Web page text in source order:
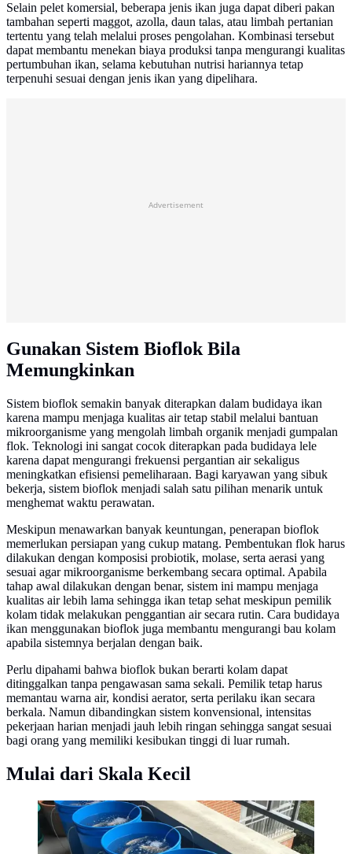
Selain pelet komersial, beberapa jenis ikan juga dapat diberi pakan
tambahan seperti maggot, azolla, daun talas, atau limbah pertanian
tertentu yang telah melalui proses pengolahan. Kombinasi tersebut
dapat membantu menekan biaya produksi tanpa mengurangi kualitas
pertumbuhan ikan, selama kebutuhan nutrisi hariannya tetap
terpenuhi sesuai dengan jenis ikan yang dipelihara.
Advertisement
Gunakan Sistem Bioflok Bila
Memungkinkan
Sistem bioflok semakin banyak diterapkan dalam budidaya ikan
karena mampu menjaga kualitas air tetap stabil melalui bantuan
mikroorganisme yang mengolah limbah organik menjadi gumpalan
flok. Teknologi ini sangat cocok diterapkan pada budidaya lele
karena dapat mengurangi frekuensi pergantian air sekaligus
meningkatkan efisiensi pemeliharaan. Bagi karyawan yang sibuk
bekerja, sistem bioflok menjadi salah satu pilihan menarik untuk
menghemat waktu perawatan.
Meskipun menawarkan banyak keuntungan, penerapan bioflok
memerlukan persiapan yang cukup matang. Pembentukan flok harus
dilakukan dengan komposisi probiotik, molase, serta aerasi yang
sesuai agar mikroorganisme berkembang secara optimal. Apabila
tahap awal dilakukan dengan benar, sistem ini mampu menjaga
kualitas air lebih lama sehingga ikan tetap sehat meskipun pemilik
kolam tidak melakukan penggantian air secara rutin. Cara budidaya
ikan menggunakan bioflok juga membantu mengurangi bau kolam
apabila sistemnya berjalan dengan baik.
Perlu dipahami bahwa bioflok bukan berarti kolam dapat
ditinggalkan tanpa pengawasan sama sekali. Pemilik tetap harus
memantau warna air, kondisi aerator, serta perilaku ikan secara
berkala. Namun dibandingkan sistem konvensional, intensitas
pekerjaan harian menjadi jauh lebih ringan sehingga sangat sesuai
bagi orang yang memiliki kesibukan tinggi di luar rumah.
Mulai dari Skala Kecil